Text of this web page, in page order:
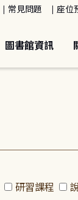
常見問題 座位
圖書館資訊
研習課程